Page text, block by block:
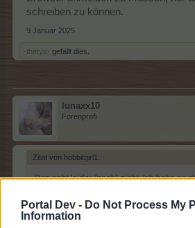
Portal Dev - Do Not Process My
Information
schreiben zu können.
9 Januar 2025
-thetys- gefällt dies.
lunaxx10
Forenprofi
Zitat von hobbitgirl1: ↑
Das geht leider (noch) nicht. Ich habe es
geschrieben. Hoffentlich funktioniert das
mühsam sich dann nochmal in einem
müssen, nur um im Forum was schreiben